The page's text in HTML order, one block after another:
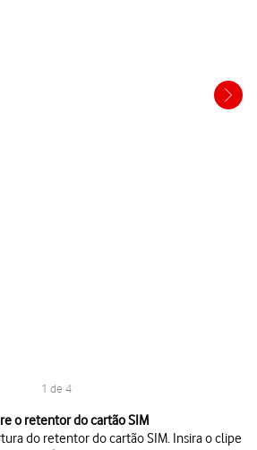
1 de 4
o retentor do cartão SIM
do retentor do cartão SIM. Insira o clipe